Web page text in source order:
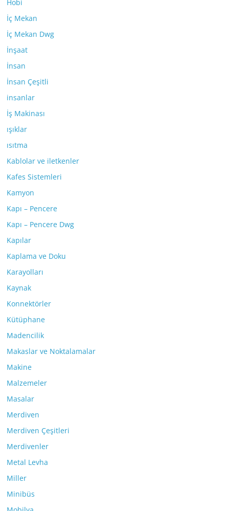
Hobi
İç Mekan
İç Mekan Dwg
İnşaat
İnsan
İnsan Çeşitli
insanlar
İş Makinası
ışıklar
ısıtma
Kablolar ve iletkenler
Kafes Sistemleri
Kamyon
Kapı – Pencere
Kapı – Pencere Dwg
Kapılar
Kaplama ve Doku
Karayolları
Kaynak
Konnektörler
Kütüphane
Madencilik
Makaslar ve Noktalamalar
Makine
Malzemeler
Masalar
Merdiven
Merdiven Çeşitleri
Merdivenler
Metal Levha
Miller
Minibüs